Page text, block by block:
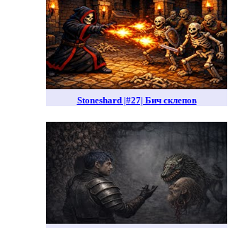
Stoneshard |#27| Бич склепов